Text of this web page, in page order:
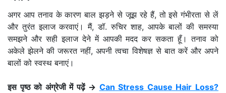
अगर आप तनाव के कारण बाल झड़ने से जूझ रहे हैं, तो इसे गंभीरता से लें
और तुरंत इलाज करवाएं। मैं, डॉ. रुचिर शाह, आपके बालों की समस्या
समझने और सही इलाज देने में आपकी मदद कर सकता हूँ।तनाव को
अकेले झेलने की जरूरत नहीं, अपनी त्वचा विशेषज्ञ से बात करें और अपने
बालों को स्वस्थ बनाएं।
इस पृष्ठ को अंग्रेजी में पढ़ें → Can Stress Cause Hair Loss?